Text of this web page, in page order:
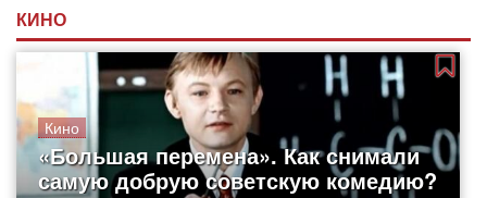
КИНО
Кино
«Большая перемена». Как снимали
самую добрую советскую комедию?